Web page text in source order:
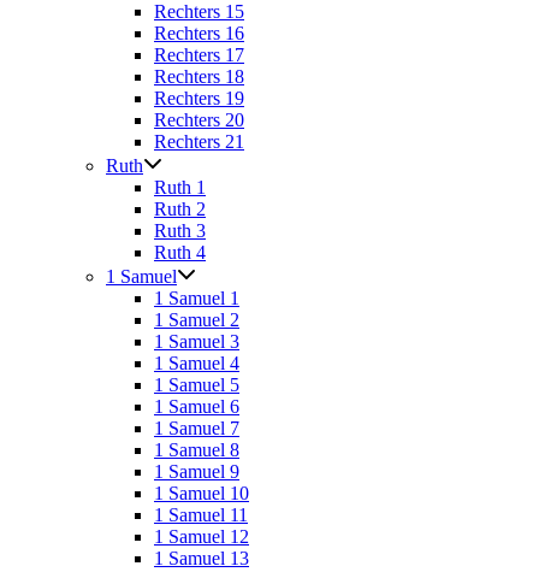
Rechters 15
Rechters 16
Rechters 17
Rechters 18
Rechters 19
Rechters 20
Rechters 21
Ruth
Ruth 1
Ruth 2
Ruth 3
Ruth 4
1 Samuel
1 Samuel 1
1 Samuel 2
1 Samuel 3
1 Samuel 4
1 Samuel 5
1 Samuel 6
1 Samuel 7
1 Samuel 8
1 Samuel 9
1 Samuel 10
1 Samuel 11
1 Samuel 12
1 Samuel 13